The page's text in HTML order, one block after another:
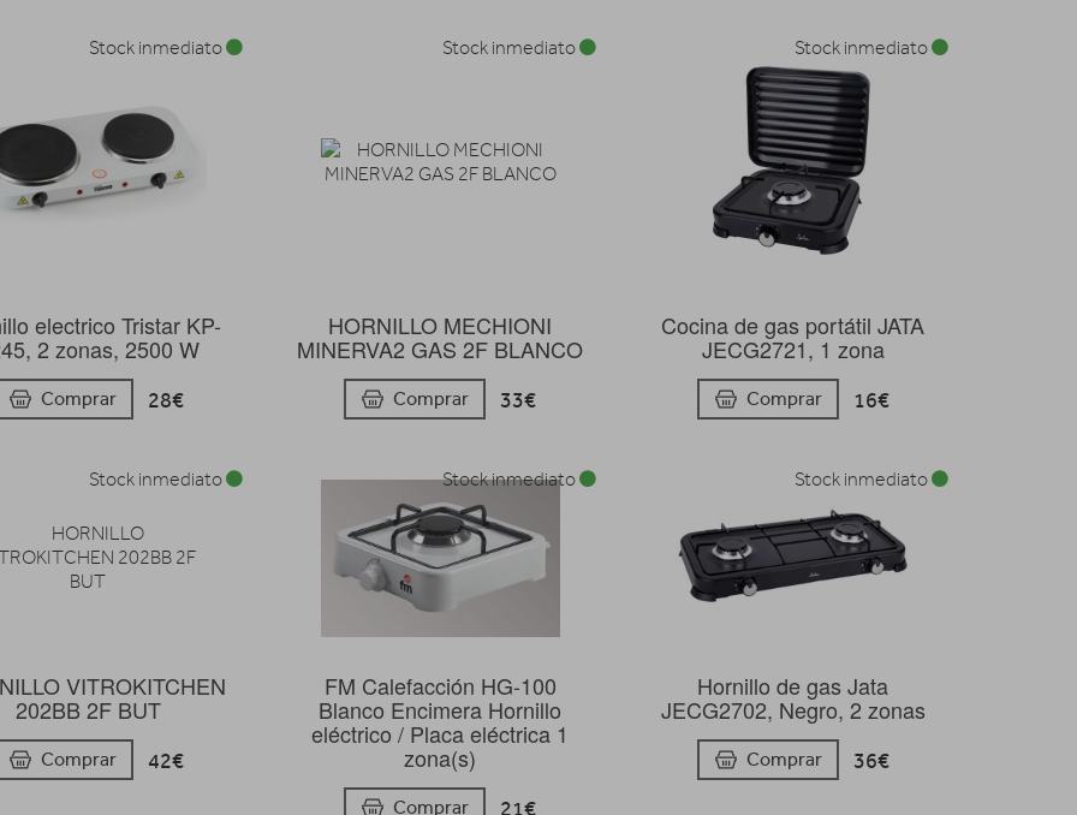
electrico Tristar KP-
2 zonas, 2500 W
Comprar 28€
Stock inmediato
HORNILLO MECHIONI
MINERVA2 GAS 2F BLANCO
Comprar 33€
Stock inmediato
Cocina de gas portátil JATA
JECG2721, 1 zona
Comprar 16€
Stock inmediato
VITROKITCHEN
202BB 2F BUT
Comprar 42€
Stock inmediato
FM Calefacción HG-100
Blanco Encimera Hornillo
eléctrico / Placa eléctrica 1
zona(s)
Comprar 21€
Stock inmediato
Hornillo de gas Jata
JECG2702, Negro, 2 zonas
Comprar 36€
Stock inmediato